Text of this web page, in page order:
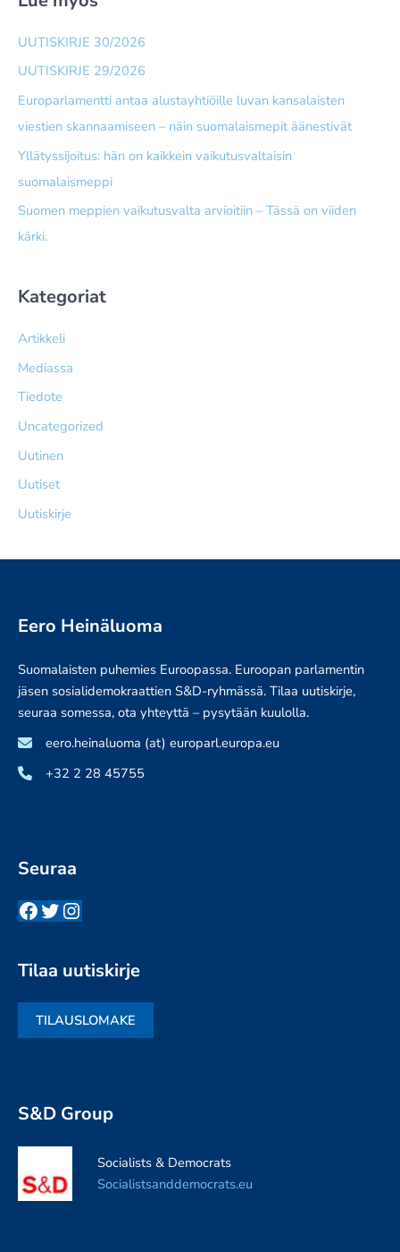
UUTISKIRJE 30/2026
UUTISKIRJE 29/2026
Europarlamentti antaa alusta­yhtiöille luvan kansalaisten
viestien skannaamiseen – näin suomalais­mepit äänestivät
Yllätyssijoitus: hän on kaikkein vaikutusvaltaisin
suomalaismeppi
Suomen meppien vaikutusvalta arvioitiin – Tässä on viiden
kärki.
Kategoriat
Artikkeli
Mediassa
Tiedote
Uncategorized
Uutinen
Uutiset
Uutiskirje
Eero Heinäluoma
Suomalaisten puhemies Euroopassa. Euroopan parlamentin
jäsen sosialidemokraattien S&D-ryhmässä. Tilaa uutiskirje,
seuraa somessa, ota yhteyttä – pysytään kuulolla.
eero.heinaluoma (at) europarl.europa.eu
+32 2 28 45755
Seuraa
Facebook
Twitter
Instagram
Tilaa uutiskirje
TILAUSLOMAKE
S&D Group
Socialists & Democrats
Socialistsanddemocrats.eu